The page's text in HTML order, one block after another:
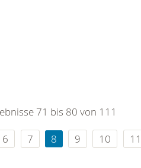
71 bis 80 von 111
6 7 8 9 10 11